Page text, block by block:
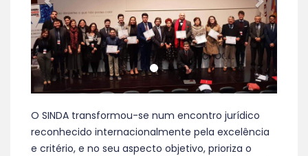
O SINDA transformou-se num encontro jurídico
reconhecido internacionalmente pela excelência
e critério, e no seu aspecto objetivo, prioriza o